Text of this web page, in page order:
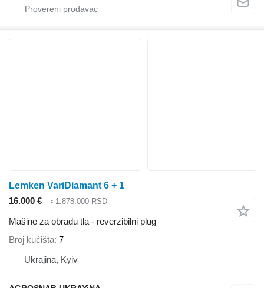
Lemken VariDiamant 6 + 1
16.000 €
≈ 1.878.000 RSD
Mašine za obradu tla - reverzibilni plug
Broj kućišta 7
Ukrajina, Kyiv